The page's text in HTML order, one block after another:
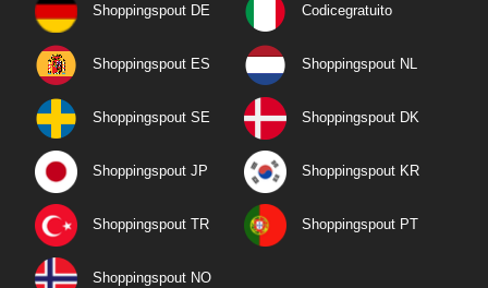
Shoppingspout DE Codicegratuito
Shoppingspout ES Shoppingspout NL
Shoppingspout SE Shoppingspout DK
Shoppingspout JP Shoppingspout KR
Shoppingspout TR Shoppingspout PT
Shoppingspout NO